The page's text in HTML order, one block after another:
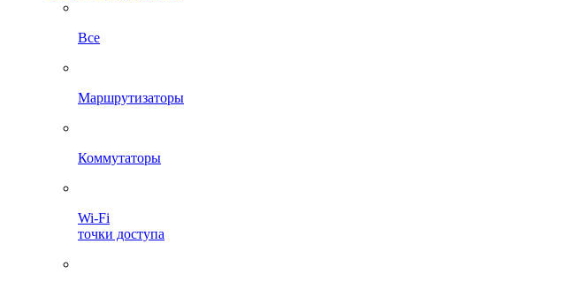
Все
Маршрутизаторы
Коммутаторы
Wi-Fi
точки доступа